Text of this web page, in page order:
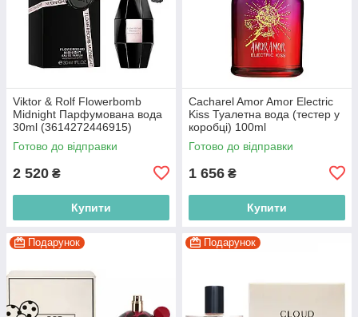
Viktor & Rolf Flowerbomb
Midnight Парфумована вода
30ml (3614272446915)
Готово до відправки
2 520 ₴
Купити
Cacharel Amor Amor Electric
Kiss Туалетна вода (тестер у
коробці) 100ml
(3614272370241)
Готово до відправки
1 656 ₴
Купити
Подарунок Подарунок